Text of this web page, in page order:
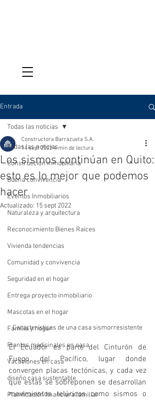
Entrada
Todas las noticias
Construcción inmobiliaria
Buena convivencia
Eventos Inmobiliarios
Naturaleza y arquitectura
Reconocimiento Bienes Raíces
Vivienda tendencias
Comunidad y convivencia
Seguridad en el hogar
Entrega proyecto inmobiliario
Mascotas en el hogar
Familia y hogar
Plantas medicinales en casa
Vacaciones en casa
diseño casa sustentable
Planificación financiera familiar
Todas las noticias
Los sismos continúan en Quito:
esto es lo mejor que podemos
hacer
Constructora Barrazueta S.A.
14 sept 2022 4 min de lectura
Actualizado: 15 sept 2022
Características de una casa sismorresistente
El Ecuador es parte del Cinturón de
Fuego del Pacífico, lugar donde
convergen placas tectónicas, y cada vez
que estas se sobreponen se desarrollan
movimientos telúricos como sismos o